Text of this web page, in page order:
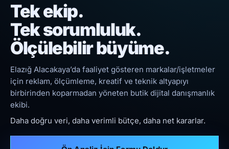
Tek ekip.
Tek sorumluluk.
Ölçülebilir büyüme.
Elazığ Alacakaya’da faaliyet gösteren markalar/işletmeler
için reklam, ölçümleme, kreatif ve teknik altyapıyı
birbirinden koparmadan yöneten butik dijital danışmanlık
ekibi.
Daha doğru veri, daha verimli bütçe, daha net kararlar.